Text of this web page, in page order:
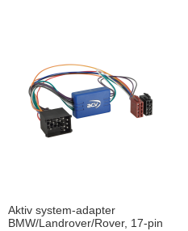
Aktiv system-adapter
BMW/Landrover/Rover, 17-pin